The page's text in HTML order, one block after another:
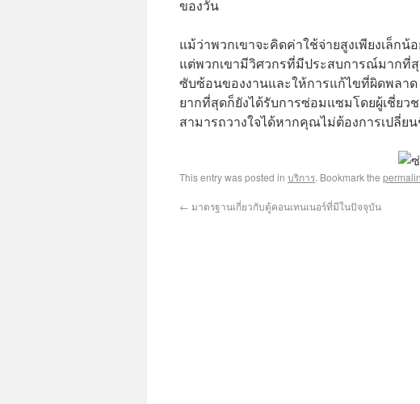
ของวัน
แม้ว่าพวกเขาจะคิดค่าใช้จ่ายสูงเพียงเล็กน้
แต่พวกเขามีวิศวกรที่มีประสบการณ์มากที่
ซับซ้อนของงานและให้การแก้ไขที่ผิดพลา
ยากที่สุดก็ยังได้รับการซ่อมแซมโดยผู้เชี่
สามารถวางใจได้หากคุณไม่ต้องการเปลี่ย
This entry was posted in บริการ. Bookmark the
← มาตรฐานเกี่ยวกับตู้คอนเทนเนอร์ที่มีในปัจจุบัน